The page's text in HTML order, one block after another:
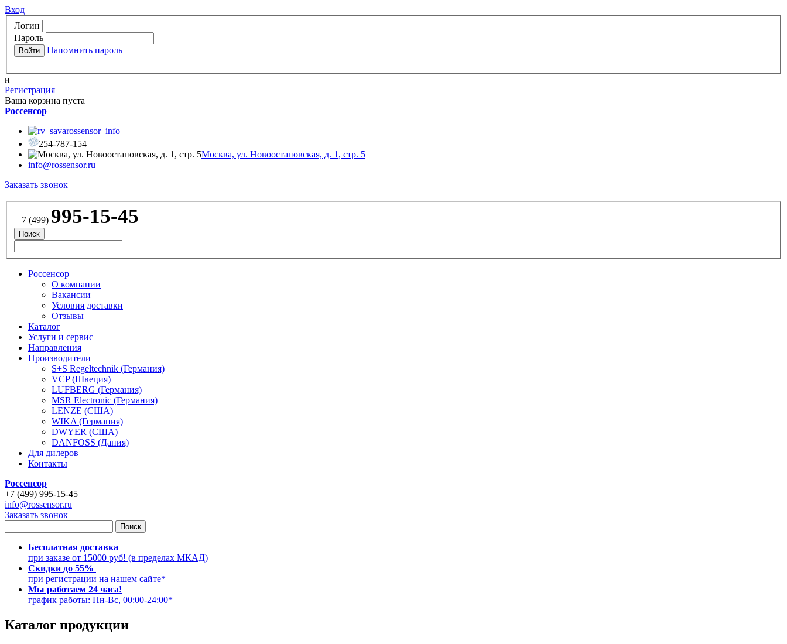
Вход
Логин
Пароль
Напомнить пароль
и
Регистрация
Ваша корзина пуста
Россенсор
rossensor_info
254-787-154
Москва, ул. Новоостаповская, д. 1, стр. 5
info@rossensor.ru
Заказать звонок
+7 (499) 995-15-45
Россенсор
О компании
Вакансии
Условия доставки
Отзывы
Каталог
Услуги и сервис
Направления
Производители
S+S Regeltechnik (Германия)
VCP (Швеция)
LUFBERG (Германия)
MSR Electronic (Германия)
LENZE (США)
WIKA (Германия)
DWYER (США)
DANFOSS (Дания)
Для дилеров
Контакты
Россенсор
+7 (499) 995-15-45
info@rossensor.ru
Заказать звонок
Бесплатная доставка
при заказе от 15000 руб! (в пределах МКАД)
Скидки до 55%
при регистрации на нашем сайте*
Мы работаем 24 часа!
график работы: Пн-Вс, 00:00-24:00*
Каталог продукции